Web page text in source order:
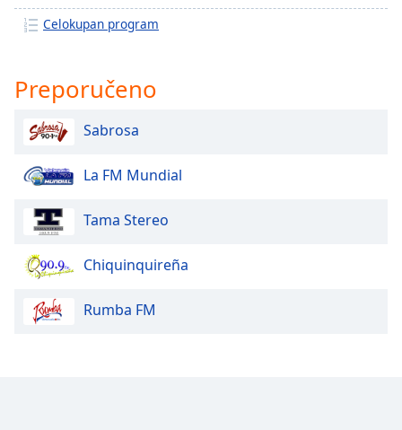
window.
Celokupan program
Preporučeno
Sabrosa
La FM Mundial
Tama Stereo
Chiquinquireña
Rumba FM